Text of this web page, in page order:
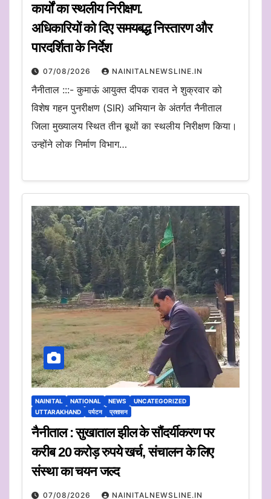
कार्यों का स्थलीय निरीक्षण.
अधिकारियों को दिए समयबद्ध निस्तारण और
पारदर्शिता के निर्देश
07/08/2026 NAINITALNEWSLINE.IN
नैनीताल :::- कुमाऊं आयुक्त दीपक रावत ने शुक्रवार को
विशेष गहन पुनरीक्षण (SIR) अभियान के अंतर्गत नैनीताल
जिला मुख्यालय स्थित तीन बूथों का स्थलीय निरीक्षण किया।
उन्होंने लोक निर्माण विभाग…
NAINITAL NATIONAL NEWS
UNCATEGORIZED
UTTARAKHAND
पर्यटन प्रशासन
नैनीताल : सुखाताल झील के सौंदर्यीकरण पर
करीब 20 करोड़ रुपये खर्च, संचालन के लिए
संस्था का चयन जल्द
07/08/2026 NAINITALNEWSLINE.IN